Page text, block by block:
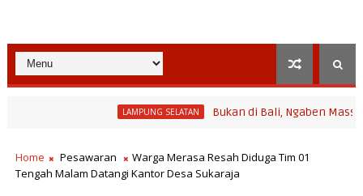
LAMPUNG SELATAN Bukan di Bali, Ngaben Massal
Home Pesawaran
Warga Merasa Resah Diduga Tim 01
Tengah Malam Datangi Kantor Desa Sukaraja